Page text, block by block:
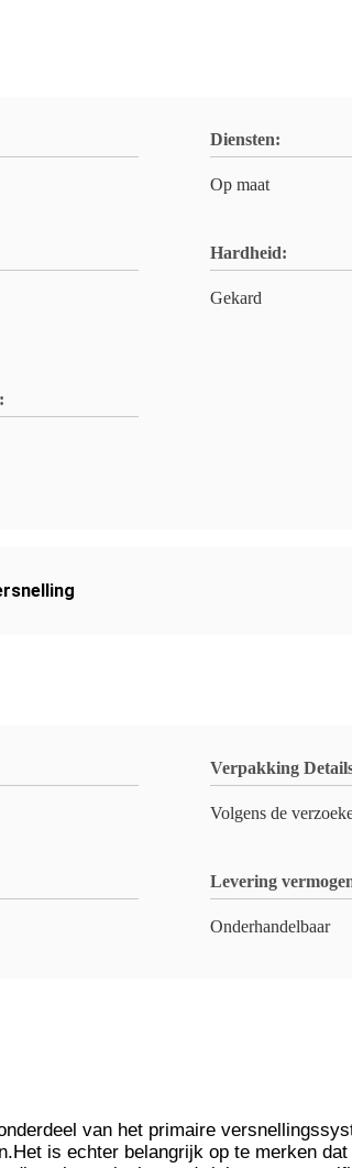
Diensten:
Op maat
Hardheid:
Gekard
Verpakking
Volgens de
Levering
Onderhandelbaar
van het primaire
is echter belangrijk op te merken